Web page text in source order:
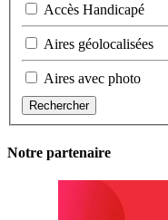
Accès Handicapé
Aires géolocalisées
Aires avec photo
Rechercher
Notre partenaire